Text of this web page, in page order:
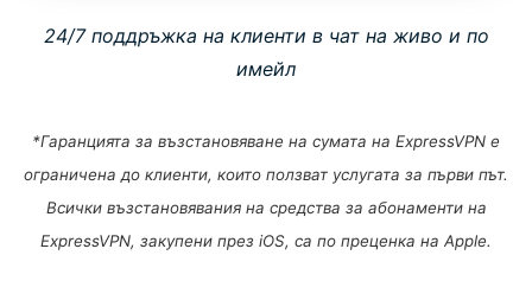
24/7 поддръжка на клиенти в чат на живо и по
имейл
*Гаранцията за възстановяване на сумата на ExpressVPN е
ограничена до клиенти, които ползват услугата за първи път.
Всички възстановявания на средства за абонаменти на
ExpressVPN, закупени през iOS, са по преценка на Apple.